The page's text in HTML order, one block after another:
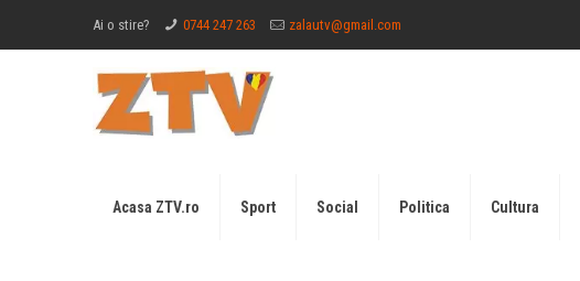
Ai o stire? 0744 247 263 zalautv@gmail.com
Acasa ZTV.ro Sport Social Politica Cultura